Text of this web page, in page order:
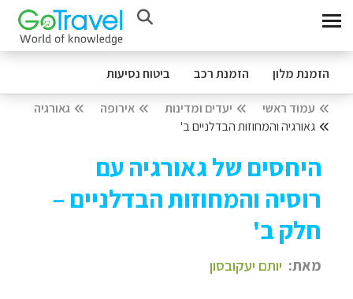
הזמנת מלון הזמנת רכב ביטוח נסיעות
עמוד ראשי יעדים ומדינות אירופה
גאורגיה
גאורגיה והמחוזות הבדלניים ב'
היחסים של גאורגיה עם
רוסיה והמחוזות הבדלניים –
חלק ב'
מאת: יותם יעקובסון